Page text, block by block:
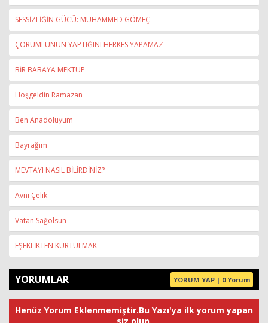
SESSİZLİĞİN GÜCÜ: MUHAMMED GÖMEÇ
ÇORUMLUNUN YAPTIĞINI HERKES YAPAMAZ
BİR BABAYA MEKTUP
Hoşgeldin Ramazan
Ben Anadoluyum
Bayrağım
MEVTAYI NASIL BİLİRDİNİZ?
Avni Çelik
Vatan Sağolsun
EŞEKLİKTEN KURTULMAK
YORUMLAR YORUM YAP | 0 Yorum
Henüz Yorum Eklenmemiştir.Bu Yazı'ya ilk yorum yapan